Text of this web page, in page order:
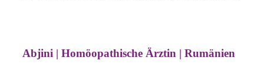
Abjini | Homöopathische Ärztin | Rumänien